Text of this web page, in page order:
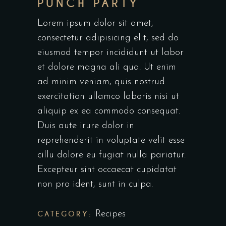
PUNCH PARTY
Lorem ipsum dolor sit amet,
consectetur adipisicing elit, sed do
eiusmod tempor incididunt ut labor
et dolore magna ali qua. Ut enim
ad minim veniam, quis nostrud
exercitation ullamco laboris nisi ut
aliquip ex ea commodo consequat.
Duis aute irure dolor in
reprehenderit in voluptate velit esse
cillu dolore eu fugiat nulla pariatur.
Excepteur sint occaecat cupidatat
non pro ident, sunt in culpa.
CATEGORY: Recipes